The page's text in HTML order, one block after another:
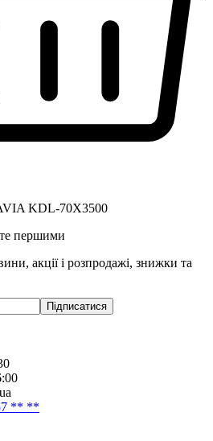
KDL-70X3500
першими
акції і розпродажі, знижки та
Підписатися
** **